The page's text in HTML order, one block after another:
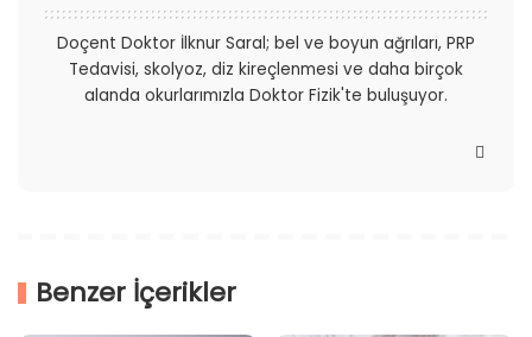
Doçent Doktor İlknur Saral; bel ve boyun ağrıları, PRP
Tedavisi, skolyoz, diz kireçlenmesi ve daha birçok
alanda okurlarımızla Doktor Fizik'te buluşuyor.
Benzer İçerikler